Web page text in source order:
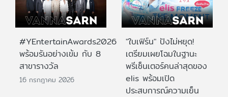
#YEntertainAwards2026
พร้อมรันอย่างเข้ม กับ 8
สาขารางวัล
16 กรกฎาคม 2026
"ใบเฟิร์น" ปังไม่หยุด!
เตรียมเผยโฉมในฐานะ
พรีเซ็นเตอร์คนล่าสุดของ
elis พร้อมเปิด
ประสบการณ์ความเย็น